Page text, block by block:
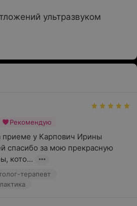
ультразвуком
Рекомендую
приеме у Карпович Ирины
спасибо за мою прекрасную
кото...
терапевт